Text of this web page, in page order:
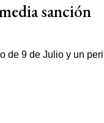
sanción